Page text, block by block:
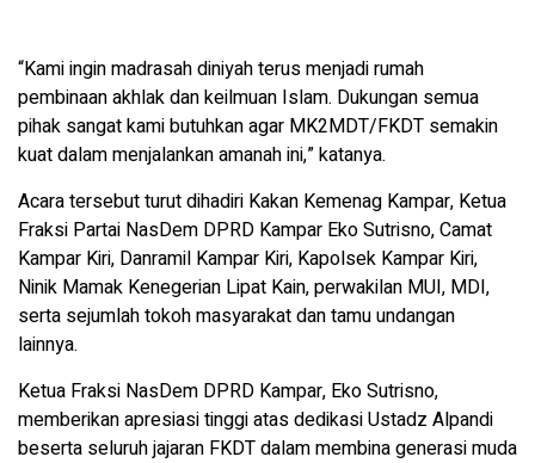
“Kami ingin madrasah diniyah terus menjadi rumah
pembinaan akhlak dan keilmuan Islam. Dukungan semua
pihak sangat kami butuhkan agar MK2MDT/FKDT semakin
kuat dalam menjalankan amanah ini,” katanya.
Acara tersebut turut dihadiri Kakan Kemenag Kampar, Ketua
Fraksi Partai NasDem DPRD Kampar Eko Sutrisno, Camat
Kampar Kiri, Danramil Kampar Kiri, Kapolsek Kampar Kiri,
Ninik Mamak Kenegerian Lipat Kain, perwakilan MUI, MDI,
serta sejumlah tokoh masyarakat dan tamu undangan
lainnya.
Ketua Fraksi NasDem DPRD Kampar, Eko Sutrisno,
memberikan apresiasi tinggi atas dedikasi Ustadz Alpandi
beserta seluruh jajaran FKDT dalam membina generasi muda